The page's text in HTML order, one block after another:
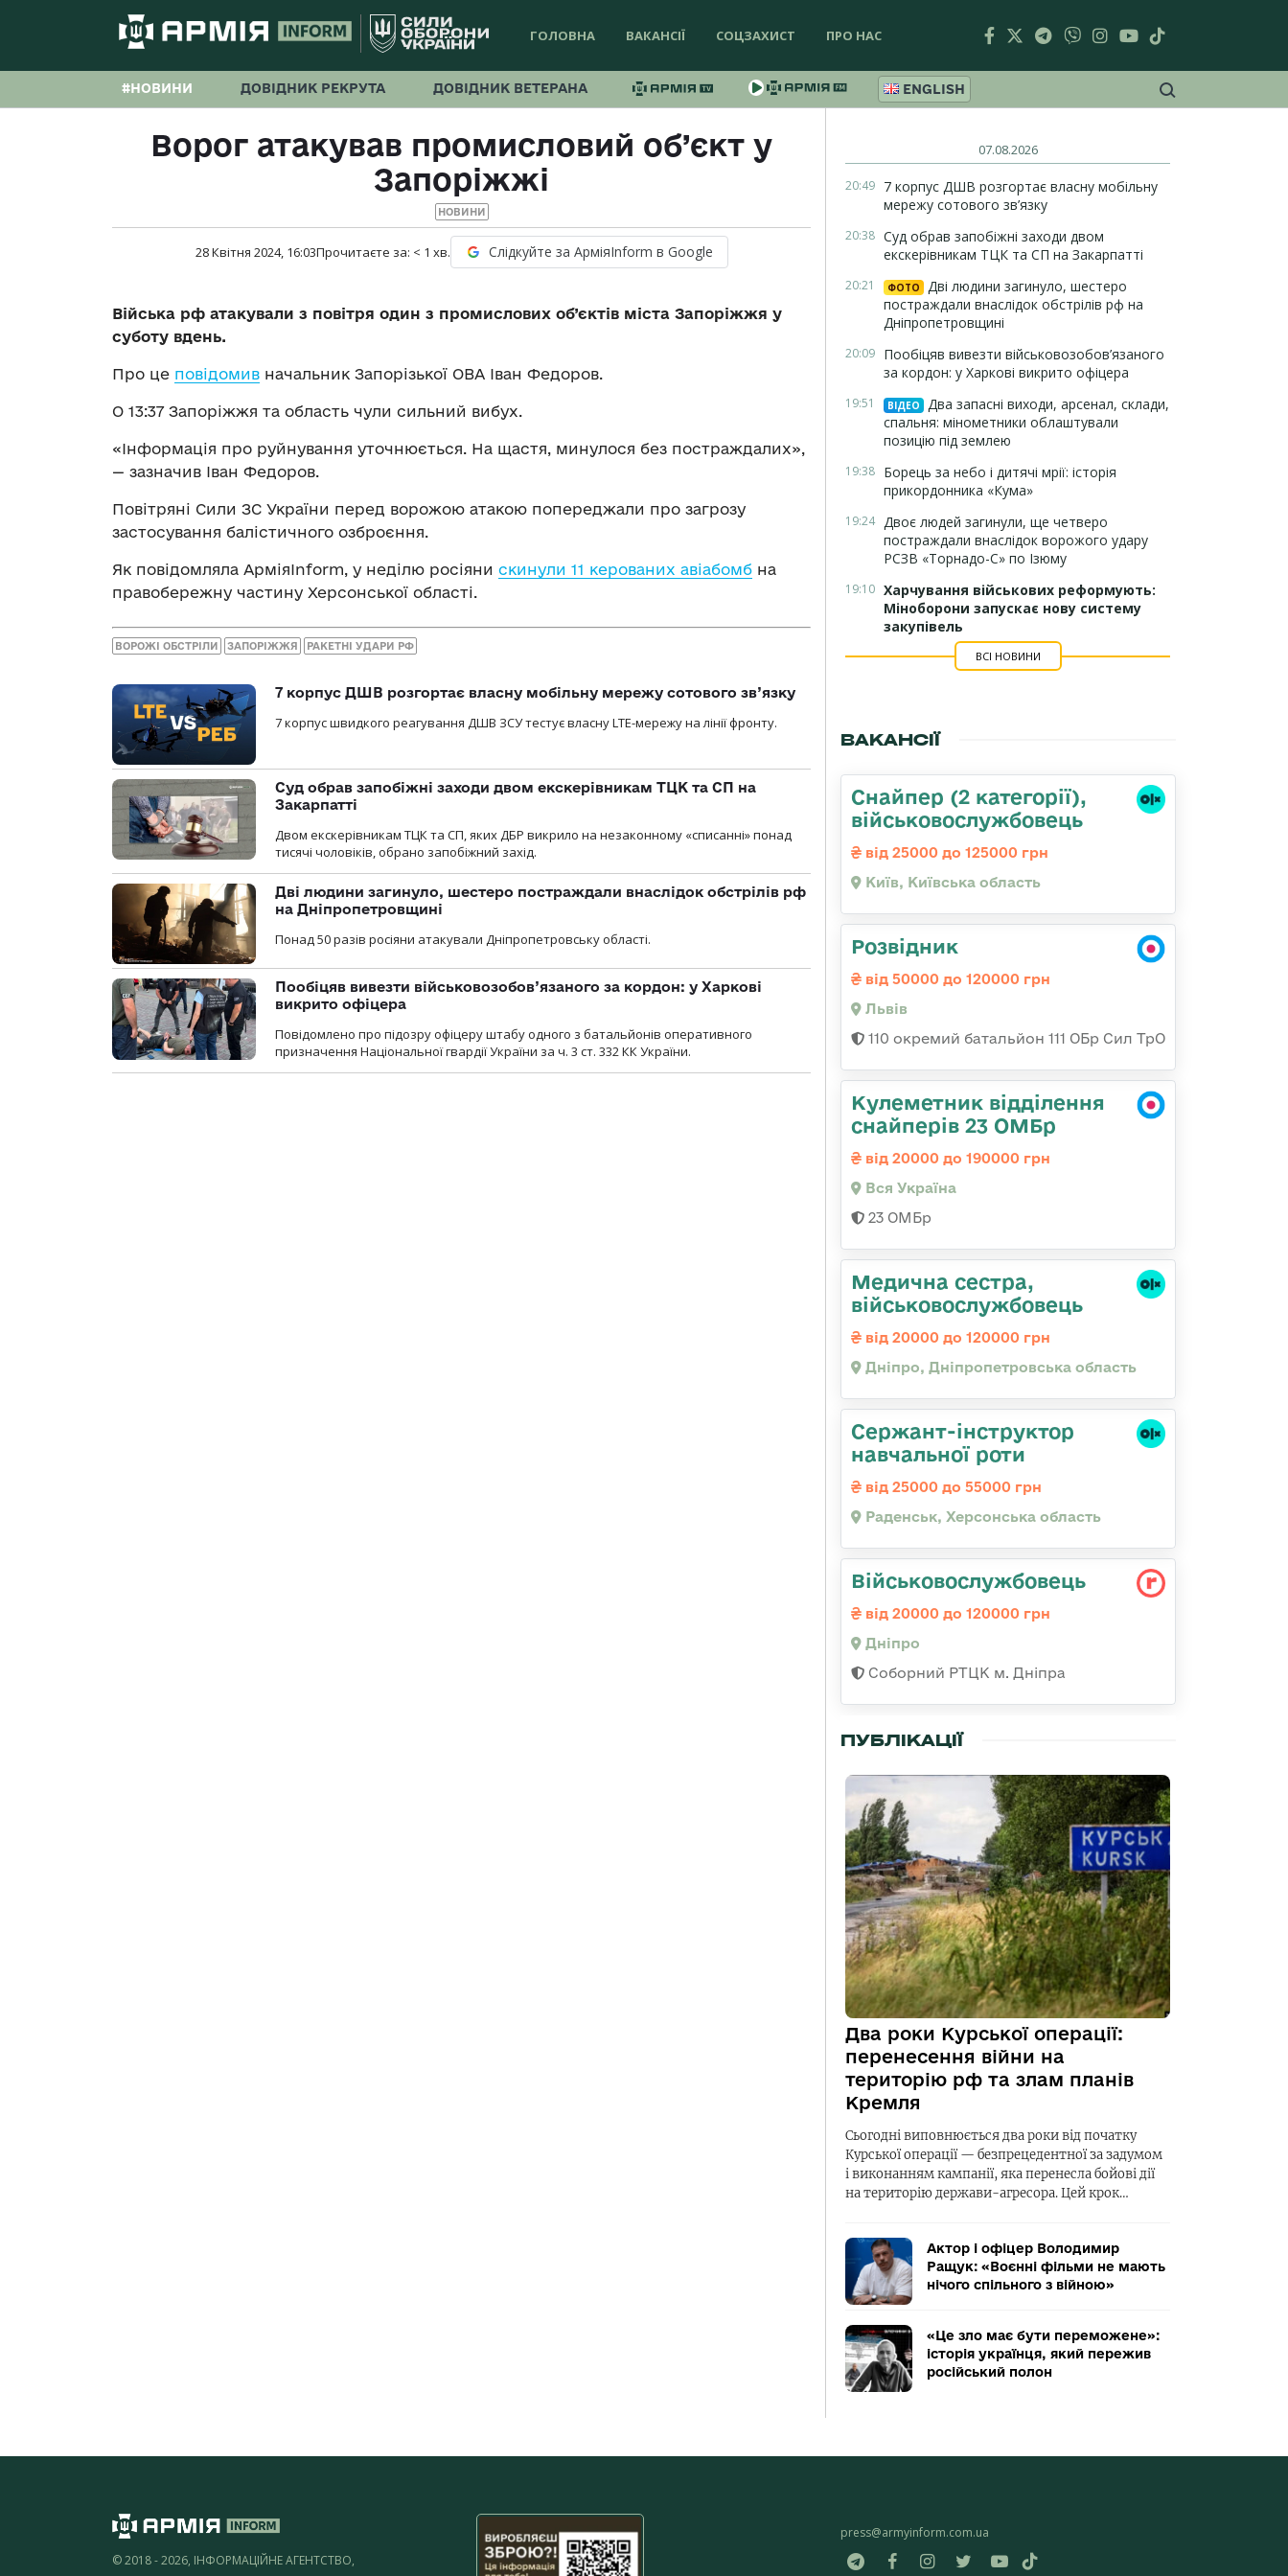
ГОЛОВНА ВАКАНСІЇ СОЦЗАХИСТ ПРО НАС
#НОВИНИ ДОВІДНИК РЕКРУТА ДОВІДНИК ВЕТЕРАНА ENGLISH
Ворог атакував промисловий об’єкт у
Запоріжжі
НОВИНИ
28 Квітня 2024, 16:03Прочитаєте за: < 1 хв. Слідкуйте за АрміяInform в Google
Війська рф атакували з повітря один з промислових об’єктів міста Запоріжжя у
суботу вдень.
Про це повідомив начальник Запорізької ОВА Іван Федоров.
О 13:37 Запоріжжя та область чули сильний вибух.
«Інформація про руйнування уточнюється. На щастя, минулося без постраждалих»,
— зазначив Іван Федоров.
Повітряні Сили ЗС України перед ворожою атакою попереджали про загрозу
застосування балістичного озброєння.
Як повідомляла АрміяInform, у неділю росіяни скинули 11 керованих авіабомб на
правобережну частину Херсонської області.
ВОРОЖІ ОБСТРІЛИ ЗАПОРІЖЖЯ РАКЕТНІ УДАРИ РФ
7 корпус ДШВ розгортає власну мобільну мережу сотового зв’язку
7 корпус швидкого реагування ДШВ ЗСУ тестує власну LTE-мережу на лінії фронту.
Суд обрав запобіжні заходи двом екскерівникам ТЦК та СП на
Закарпатті
Двом екскерівникам ТЦК та СП, яких ДБР викрило на незаконному «списанні» понад
тисячі чоловіків, обрано запобіжний захід.
Дві людини загинуло, шестеро постраждали внаслідок обстрілів рф
на Дніпропетровщині
Понад 50 разів росіяни атакували Дніпропетровську області.
Пообіцяв вивезти військовозобов’язаного за кордон: у Харкові
викрито офіцера
Повідомлено про підозру офіцеру штабу одного з батальйонів оперативного
призначення Національної гвардії України за ч. 3 ст. 332 КК України.
07.08.2026
20:49 7 корпус ДШВ розгортає власну мобільну
мережу сотового зв’язку
20:38 Суд обрав запобіжні заходи двом
екскерівникам ТЦК та СП на Закарпатті
20:21 ФОТО
Дві людини загинуло, шестеро
постраждали внаслідок обстрілів рф на
Дніпропетровщині
20:09 Пообіцяв вивезти військовозобов’язаного
за кордон: у Харкові викрито офіцера
19:51 ВІДЕО
Два запасні виходи, арсенал, склади,
спальня: мінометники облаштували
позицію під землею
19:38 Борець за небо і дитячі мрії: історія
прикордонника «Кума»
19:24 Двоє людей загинули, ще четверо
постраждали внаслідок ворожого удару
РСЗВ «Торнадо-С» по Ізюму
19:10 Харчування військових реформують:
Міноборони запускає нову систему
закупівель
ВСІ НОВИНИ
ВАКАНСІЇ
Снайпер (2 категорії),
військовослужбовець
від 25000 до 125000 грн
Київ, Київська область
Розвідник
від 50000 до 120000 грн
Львів
110 окремий батальйон 111 ОБр Сил ТрО
Кулеметник відділення
снайперів 23 ОМБр
від 20000 до 190000 грн
Вся Україна
23 ОМБр
Медична сестра,
військовослужбовець
від 20000 до 120000 грн
Дніпро, Дніпропетровська область
Сержант-інструктор
навчальної роти
від 25000 до 55000 грн
Раденськ, Херсонська область
Військовослужбовець
від 20000 до 120000 грн
Дніпро
Соборний РТЦК м. Дніпра
ПУБЛІКАЦІЇ
Два роки Курської операції:
перенесення війни на
територію рф та злам планів
Кремля
Сьогодні виповнюється два роки від початку
Курської операції — безпрецедентної за задумом
і виконанням кампанії, яка перенесла бойові дії
на територію держави-агресора. Цей крок…
Актор і офіцер Володимир
Ращук: «Воєнні фільми не мають
нічого спільного з війною»
«Це зло має бути переможене»:
історія українця, який пережив
російський полон
© 2018 - 2026, ІНФОРМАЦІЙНЕ АГЕНТСТВО,
press@armyinform.com.ua